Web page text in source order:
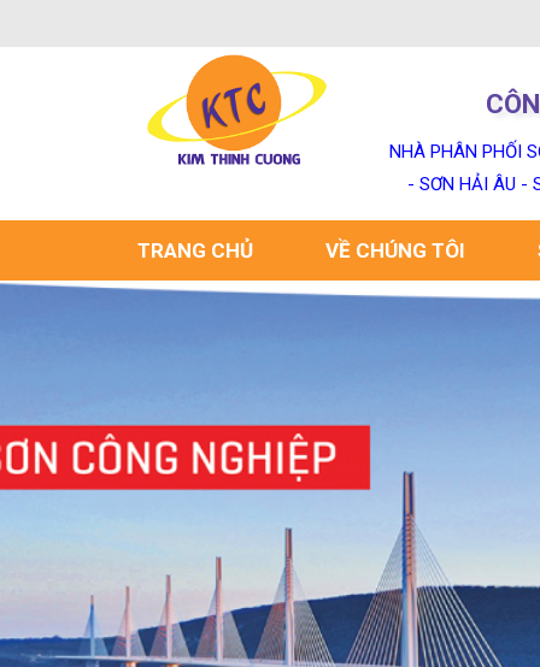
NHÀ PHÂN PHỐI
- SƠN HẢI ÂU -
TRANG CHỦ VỀ CHÚNG TÔI